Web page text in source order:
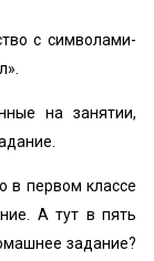
с символами-
на занятии,
в первом классе
А тут в пять
задание?